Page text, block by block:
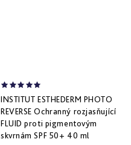
INSTITUT ESTHEDERM PHOTO
REVERSE Ochranný rozjasňující
FLUID proti pigmentovým
skvrnám SPF 50+ 40 ml